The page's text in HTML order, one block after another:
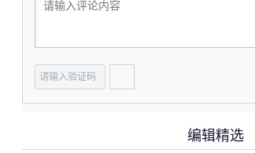
编辑精选